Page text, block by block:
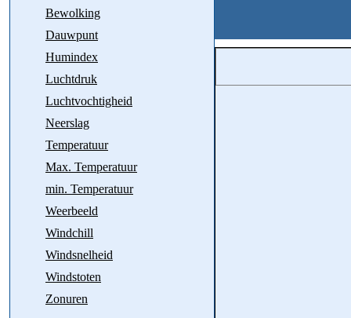
Bewolking
Dauwpunt
Humindex
Luchtdruk
Luchtvochtigheid
Neerslag
Temperatuur
Max. Temperatuur
min. Temperatuur
Weerbeeld
Windchill
Windsnelheid
Windstoten
Zonuren